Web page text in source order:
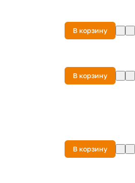
В корзину
В корзину
В корзину